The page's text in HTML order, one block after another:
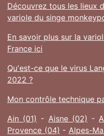
Découvrez tous les lieux
variole du singe
En savoir plus sur la
France ici
Qu'est-ce que le virus
2022 ?
Mon contrôle technique
Ain (01) - Aisne (02) -
Provence (04) - Alpes-